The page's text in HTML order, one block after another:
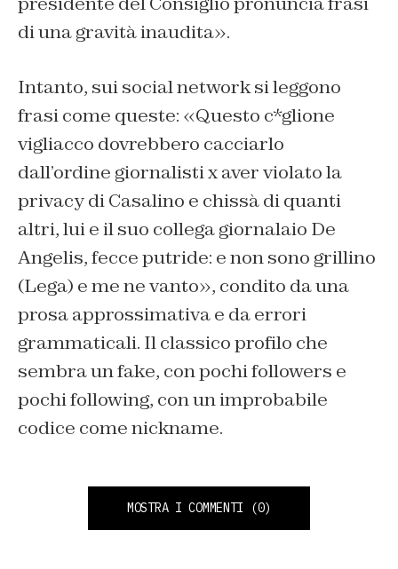
di una gravità inaudita».
Intanto, sui social network si leggono
frasi come queste: «Questo c*glione
vigliacco dovrebbero cacciarlo
dall’ordine giornalisti x aver violato la
privacy di Casalino e chissà di quanti
altri, lui e il suo collega giornalaio De
Angelis, fecce putride: e non sono grillino
(Lega) e me ne vanto», condito da una
prosa approssimativa e da errori
grammaticali. Il classico profilo che
sembra un fake, con pochi followers e
pochi following, con un improbabile
codice come nickname.
MOSTRA I COMMENTI (0)